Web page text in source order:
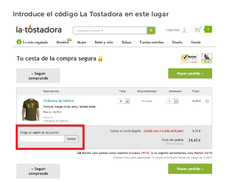
Introduce el código La Tostadora en este lugar